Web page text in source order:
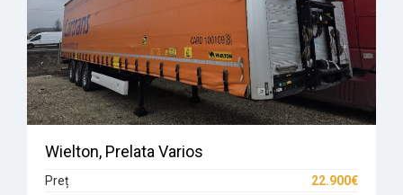
Wielton, Prelata Varios
Preț
22.900€